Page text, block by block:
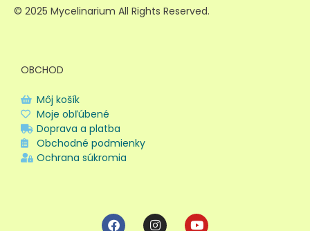
© 2025 Mycelinarium All Rights Reserved.
OBCHOD
Môj košík
Moje obľúbené
Doprava a platba
Obchodné podmienky
Ochrana súkromia